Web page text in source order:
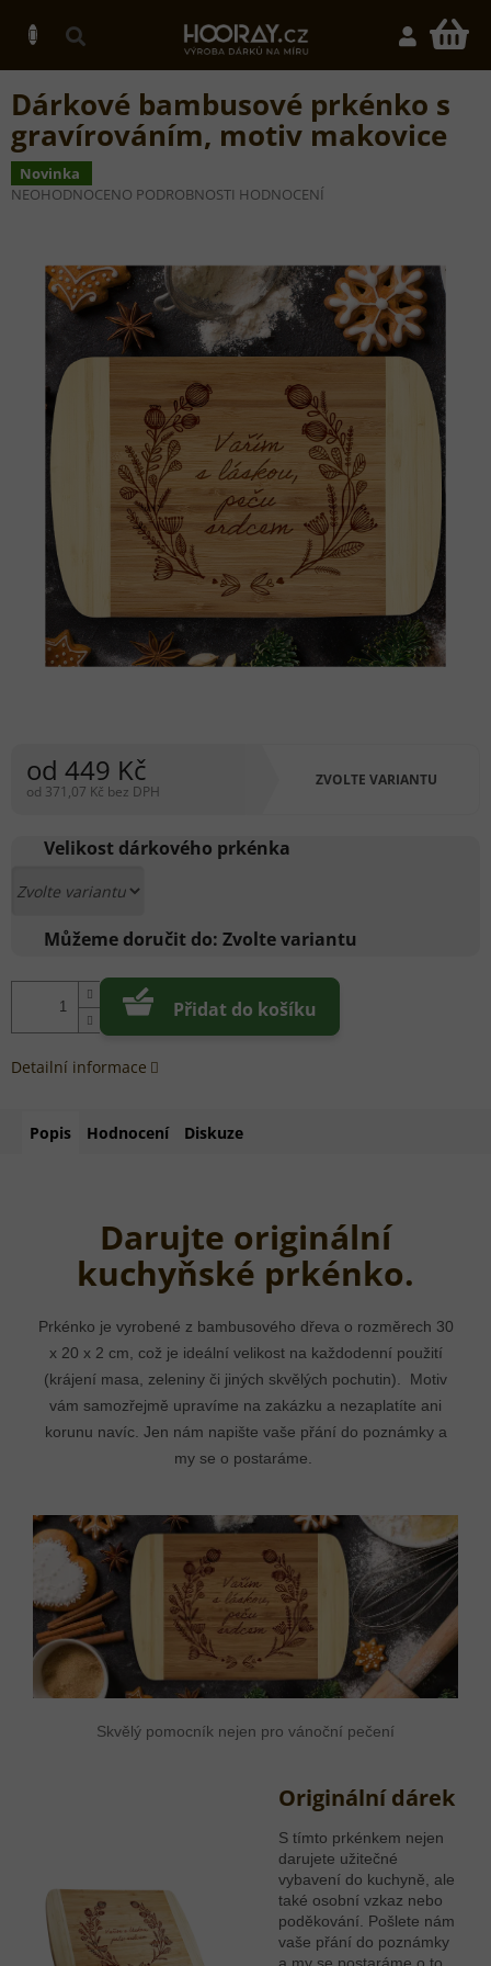
obsah
Dárkové bambusové prkénko s
gravírováním, motiv makovice
Novinka
PRŮMĚRNÉ
HVĚZDIČEK.
NEOHODNOCENO PODROBNOSTI HODNOCENÍ
od 449 Kč
od 371,07 Kč bez DPH
cena:
ZVOLTE VARIANTU
Velikost dárkového prkénka
Můžeme doručit do: Zvolte variantu
Přidat do košíku
Detailní informace
Popis Hodnocení Diskuze
Darujte originální
kuchyňské prkénko.
Prkénko je vyrobené z bambusového dřeva o rozměrech 30
x 20 x 2 cm, což je ideální velikost na každodenní použití
(krájení masa, zeleniny či jiných skvělých pochutin). Motiv
vám samozřejmě upravíme na zakázku a nezaplatíte ani
korunu navíc. Jen nám napište vaše přání do poznámky a
my se o postaráme.
Skvělý pomocník nejen pro vánoční pečení
Originální dárek
S tímto prkénkem nejen
darujete užitečné
vybavení do kuchyně, ale
také osobní vzkaz nebo
poděkování. Pošlete nám
vaše přání do poznámky